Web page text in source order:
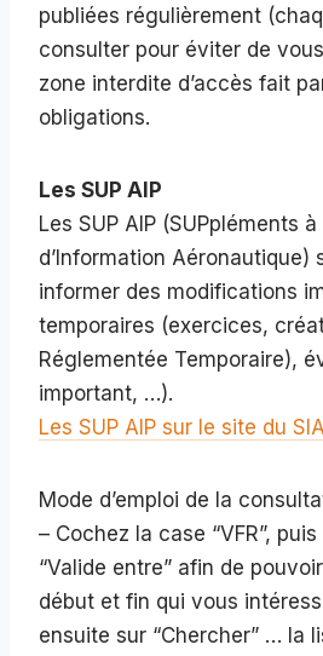
publiées régulièrement
consulter pour éviter de
zone interdite d’accès fait
obligations.
Les SUP AIP
Les SUP AIP (SUPpléments
d’Information Aéronautique)
informer des modifications
temporaires (exercices,
Réglementée Temporaire),
important, …).
Les SUP AIP sur le site du SIA
Mode d’emploi de la
– Cochez la case “VFR”,
“Valide entre” afin de
début et fin qui vous
ensuite sur “Chercher” … la